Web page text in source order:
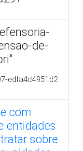
entidades
sobre